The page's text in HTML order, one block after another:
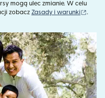
mogą ulec zmianie. W celu
zobacz Zasady i warunki .